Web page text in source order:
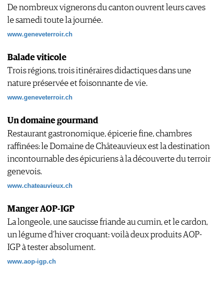
De nombreux vignerons du canton ouvrent leurs caves
le samedi toute la journée.
www.geneveterroir.ch
Balade viticole
Trois régions, trois itinéraires didactiques dans une
nature préservée et foisonnante de vie.
www.geneveterroir.ch
Un domaine gourmand
Restaurant gastronomique, épicerie fine, chambres
raffinées: le Domaine de Châteauvieux est la destination
incontournable des épicuriens à la découverte du terroir
genevois.
www.chateauvieux.ch
Manger AOP-IGP
La longeole, une saucisse friande au cumin, et le cardon,
un légume d’hiver croquant: voilà deux produits AOP-
IGP à tester absolument.
www.aop-igp.ch